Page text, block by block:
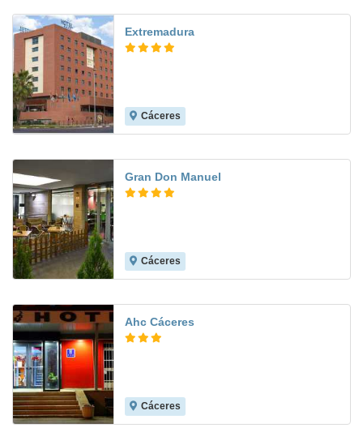
Extremadura
Cáceres
Gran Don Manuel
Cáceres
Ahc Cáceres
Cáceres